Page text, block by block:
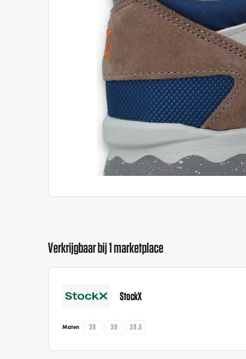
Verkrijgbaar bij 1 marketplace
StockX
Maten 38 39 39.5